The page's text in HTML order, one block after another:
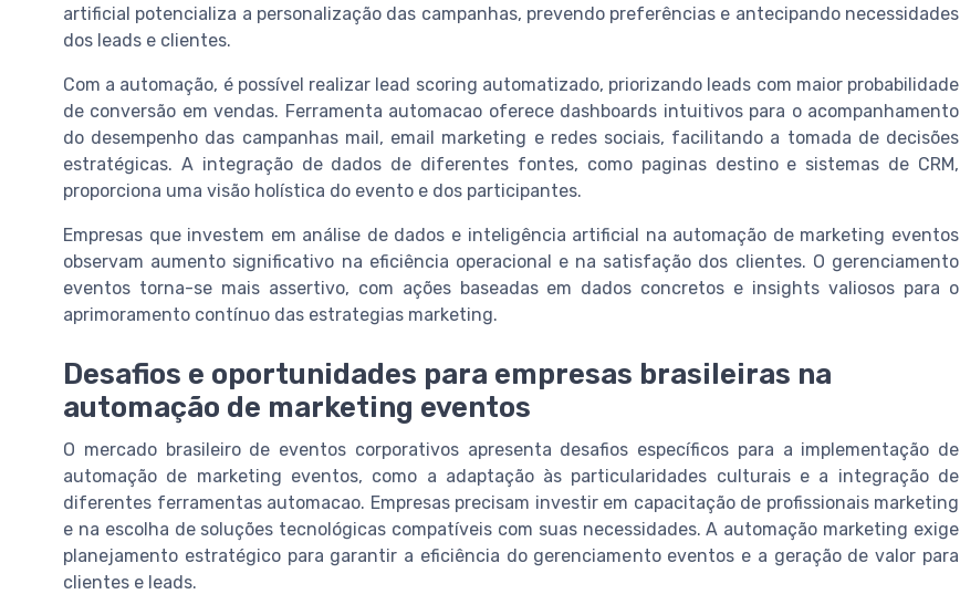
artificial potencializa a personalização das campanhas, prevendo preferências e antecipando necessidades
dos leads e clientes.
Com a automação, é possível realizar lead scoring automatizado, priorizando leads com maior probabilidade
de conversão em vendas. Ferramenta automacao oferece dashboards intuitivos para o acompanhamento
do desempenho das campanhas mail, email marketing e redes sociais, facilitando a tomada de decisões
estratégicas. A integração de dados de diferentes fontes, como paginas destino e sistemas de CRM,
proporciona uma visão holística do evento e dos participantes.
Empresas que investem em análise de dados e inteligência artificial na automação de marketing eventos
observam aumento significativo na eficiência operacional e na satisfação dos clientes. O gerenciamento
eventos torna-se mais assertivo, com ações baseadas em dados concretos e insights valiosos para o
aprimoramento contínuo das estrategias marketing.
Desafios e oportunidades para empresas brasileiras na
automação de marketing eventos
O mercado brasileiro de eventos corporativos apresenta desafios específicos para a implementação de
automação de marketing eventos, como a adaptação às particularidades culturais e a integração de
diferentes ferramentas automacao. Empresas precisam investir em capacitação de profissionais marketing
e na escolha de soluções tecnológicas compatíveis com suas necessidades. A automação marketing exige
planejamento estratégico para garantir a eficiência do gerenciamento eventos e a geração de valor para
clientes e leads.